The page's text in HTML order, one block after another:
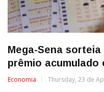
Mega-Sena
prêmio acumulado
Economia Thursday, 23 de